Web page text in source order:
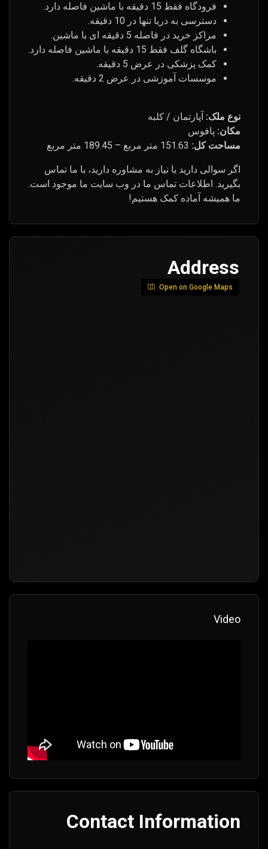
فرودگاه فقط 15 دقیقه با ماشین فاصله دارد.
دسترسی به دریا تنها در 10 دقیقه.
مراکز خرید در فاصله 5 دقیقه ای با ماشین.
باشگاه گلف فقط 15 دقیقه با ماشین فاصله دارد.
کمک پزشکی در عرض 5 دقیقه.
موسسات آموزشی در عرض 2 دقیقه.
نوع ملک: آپارتمان / کلبه
مکان: پافوس
مساحت کل:
اگر سوالی دارید یا نیاز به مشاوره دارید، با ما تماس
بگیرید. اطلاعات تماس ما در وب سایت ما موجود است.
ما همیشه آماده کمک هستیم!
Address
Open on Google Maps
Video
Contact Information